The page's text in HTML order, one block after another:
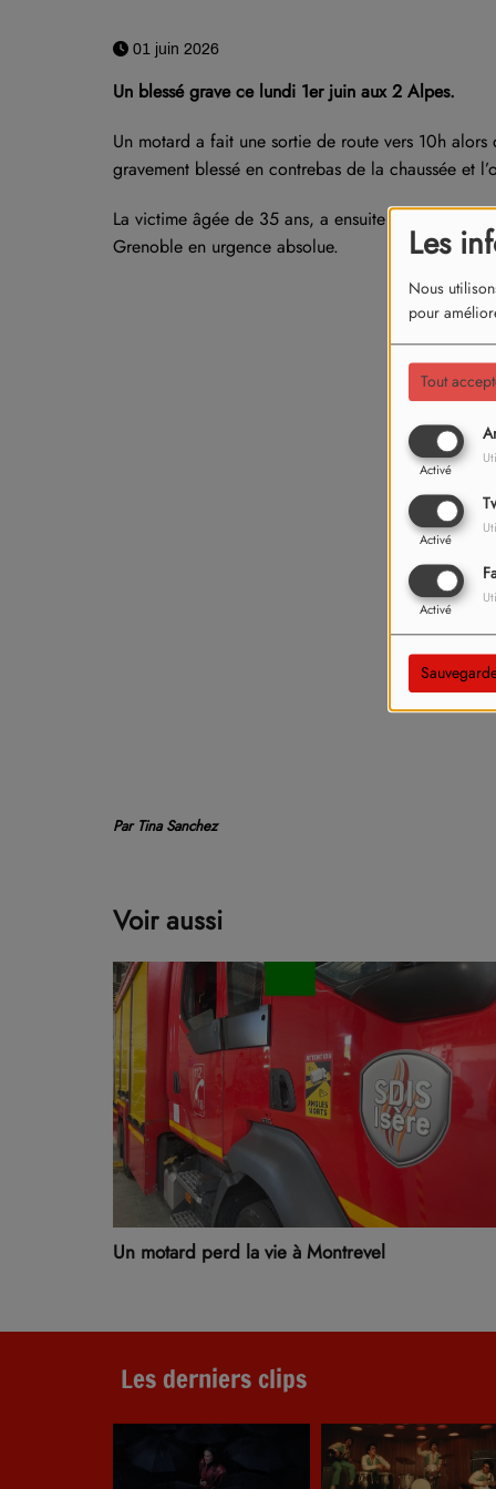
Les
Nous
pour
Tout
Activé
Activé
Activé
01 juin 2026
Un blessé grave ce lundi 1er juin aux 2 Alpes.
Un motard a fait une sortie de route vers 10h
gravement blessé en contrebas de la chaussée et
La victime âgée de 35 ans, a ensuite été
Grenoble en urgence absolue.
Par Tina Sanchez
Voir aussi
Un motard perd la vie à Montrevel
Les derniers clips